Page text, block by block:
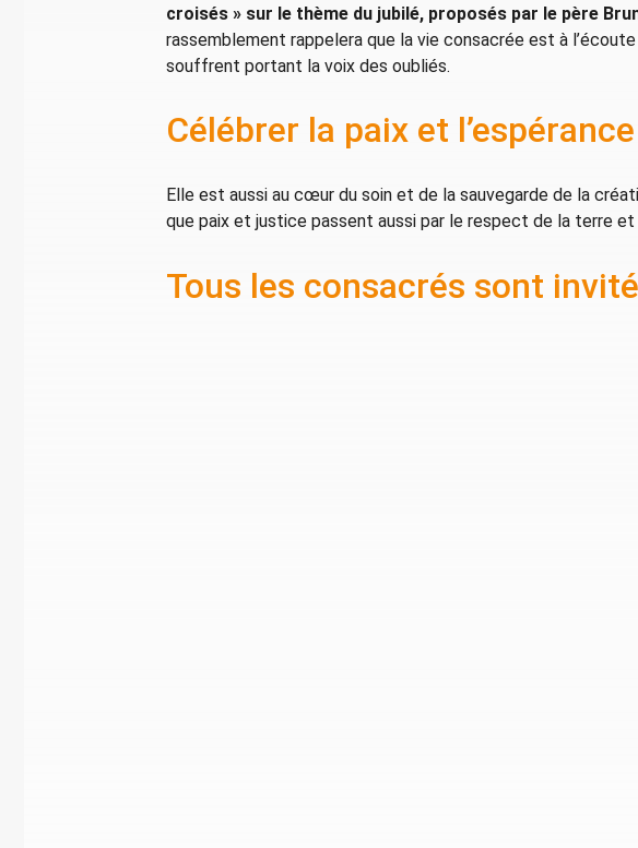
croisés » sur le thème du jubilé, proposés par le père
rassemblement rappelera que la vie consacrée est à
souffrent portant la voix des oubliés.
Célébrer la paix et l’espérance
Elle est aussi au cœur du soin et de la sauvegarde de la
que paix et justice passent aussi par le respect de la terre
Tous les consacrés sont